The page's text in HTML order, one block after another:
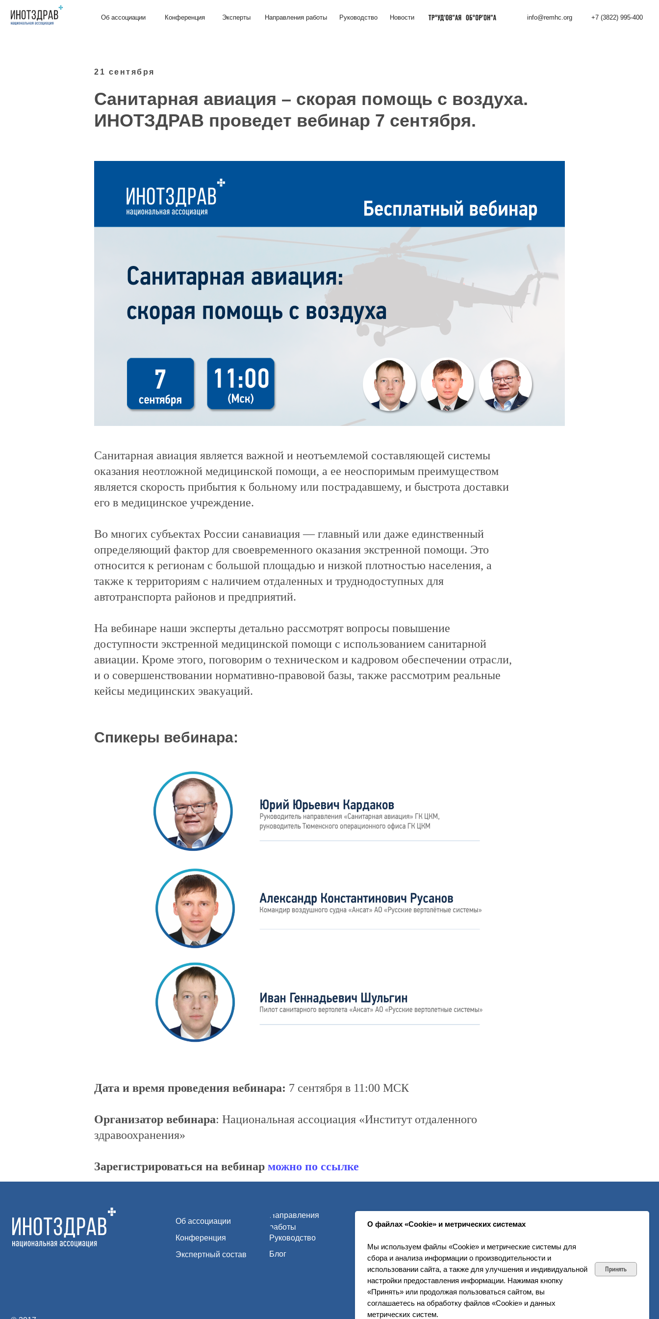
info@remhc.org +7 (3822) 995-400
Об ассоциации Конференция Эксперты Направления работы Руководство Новости
21 сентября
Санитарная авиация – скорая помощь с воздуха.
ИНОТЗДРАВ проведет вебинар 7 сентября.
Санитарная авиация является важной и неотъемлемой составляющей системы
оказания неотложной медицинской помощи, а ее неоспоримым преимуществом
является скорость прибытия к больному или пострадавшему, и быстрота доставки
его в медицинское учреждение.
Во многих субъектах России санавиация — главный или даже единственный
определяющий фактор для своевременного оказания экстренной помощи. Это
относится к регионам с большой площадью и низкой плотностью населения, а
также к территориям с наличием отдаленных и труднодоступных для
автотранспорта районов и предприятий.
На вебинаре наши эксперты детально рассмотрят вопросы повышение
доступности экстренной медицинской помощи с использованием санитарной
авиации. Кроме этого, поговорим о техническом и кадровом обеспечении отрасли,
и о совершенствовании нормативно-правовой базы, также рассмотрим реальные
кейсы медицинских эвакуаций.
Спикеры вебинара:
Дата и время проведения вебинара: 7 сентября в 11:00 МСК
Организатор вебинара: Национальная ассоциация «Институт отдаленного
здравоохранения»
Зарегистрироваться на вебинар можно по ссылке
О файлах «Cookie» и метрических системах
Мы используем файлы «Cookie» и метрические системы для
сбора и анализа информации о производительности и
использовании сайта, а также для улучшения и индивидуальной
настройки предоставления информации. Нажимая кнопку
«Принять» или продолжая пользоваться сайтом, вы
соглашаетесь на обработку файлов «Cookie» и данных
метрических систем.
Принять
Направления
Экспертный состав
Блог
ИНН:7017419794
Юридический адрес: 634050, Томская обл.,
Об ассоциации